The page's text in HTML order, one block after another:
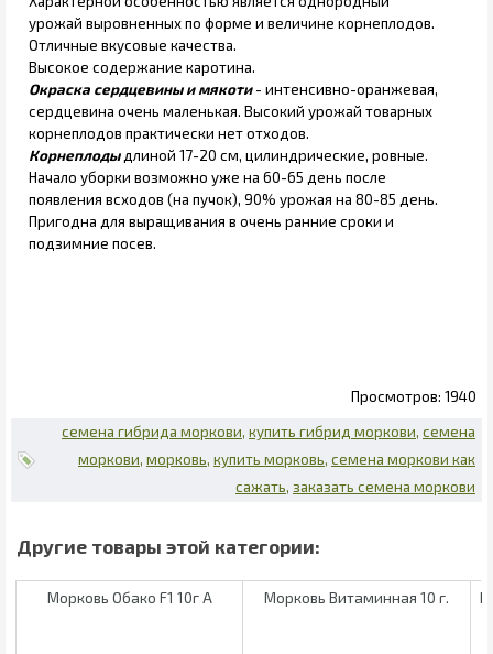
урожай выровненных по форме и величине корнеплодов.
Отличные вкусовые качества.
Высокое содержание каротина.
Окраска сердцевины и мякоти- интенсивно-оранжевая,
сердцевина очень маленькая. Высокий урожай товарных
корнеплодов практически нет отходов.
Корнеплодыдлиной 17-20 см, цилиндрические, ровные.
Начало уборки возможно уже на 60-65 день после
появления всходов (на пучок), 90% урожая на 80-85 день.
Пригодна для выращивания в очень ранние сроки и
подзимние посев.
1940
семена гибрида моркови купить гибрид моркови семена
моркови морковь купить морковь семена моркови как
сажать заказать семена моркови
Морковь Обако F1 10г А Морковь Витаминная 10 г.